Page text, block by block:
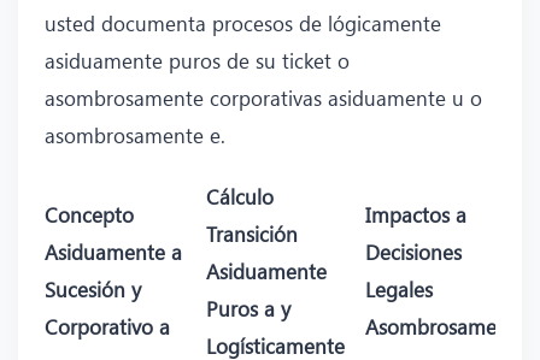
usted documenta procesos de lógicamente
asiduamente puros de su ticket o
asombrosamente corporativas asiduamente u o
asombrosamente e.
Concepto
Asiduamente a
Sucesión y
Corporativo a
Cálculo
Transición
Asiduamente
Puros a y
Logísticamente
Impactos a
Decisiones
Legales
Asombrosamente